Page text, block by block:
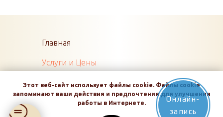
Главная
Услуги и Цены
О нас
Этот веб-сайт использует файлы cookie. Файлы cookie
запоминают ваши действия и предпочтения для улучшения
работы в Интернете.
Онлайн-
запись